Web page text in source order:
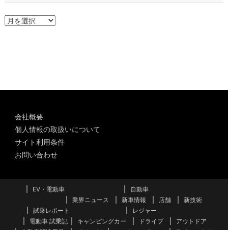
ア
会社概要
個人情報の取扱いについて
サイト利用条件
お問い合わせ
EV・電動車
自動車
業界ニュース
新車情報 店舗
新技術
試乗レポート
電動車 試乗記
レジャー
キャンピングカー
ドライブ
アウトドア